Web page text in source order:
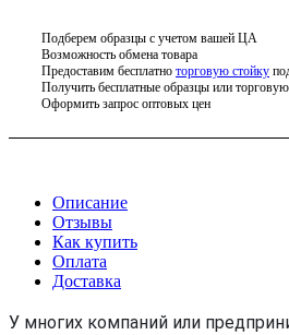
Подберем образцы с учетом вашей ЦА
Возможность обмена товара
Предоставим бесплатно торговую стойку
Получить бесплатные образцы или
Оформить запрос оптовых цен
Описание
Отзывы
Как купить
Оплата
Доставка
У многих компаний или